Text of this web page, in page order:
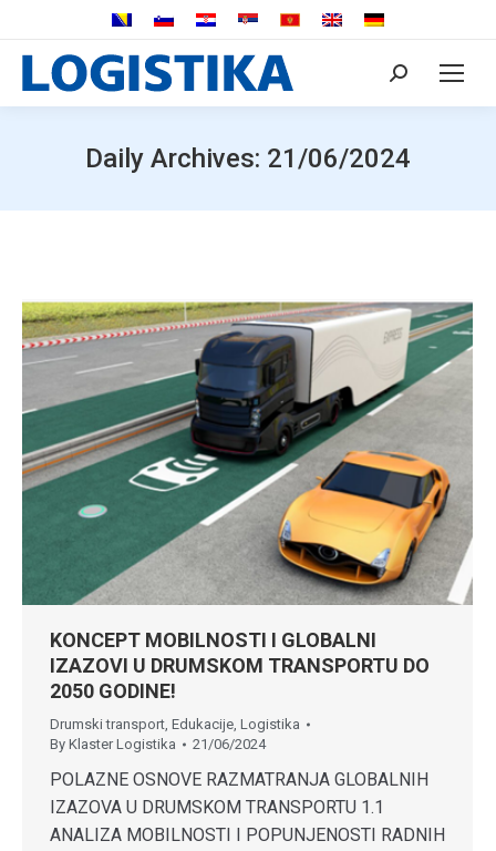
Search:
Daily Archives: 21/06/2024
KONCEPT MOBILNOSTI I GLOBALNI
IZAZOVI U DRUMSKOM TRANSPORTU DO
2050 GODINE!
Drumski transport, Edukacije, Logistika
By Klaster Logistika 21/06/2024
POLAZNE OSNOVE RAZMATRANJA GLOBALNIH
IZAZOVA U DRUMSKOM TRANSPORTU 1.1
ANALIZA MOBILNOSTI I POPUNJENOSTI RADNIH